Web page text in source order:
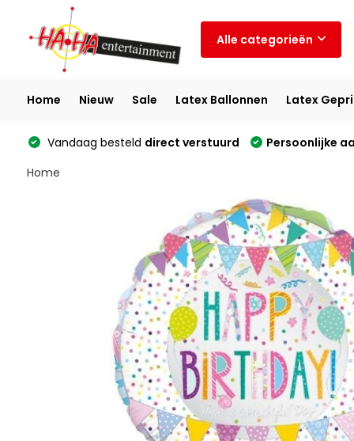
Alle categorieën
Home Nieuw Sale Latex Ballonnen Latex
Vandaag besteld direct verstuurd Persoonlijke
Home